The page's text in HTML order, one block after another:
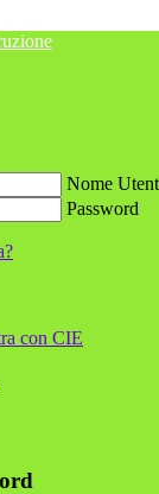
Nome
Password
con CIE